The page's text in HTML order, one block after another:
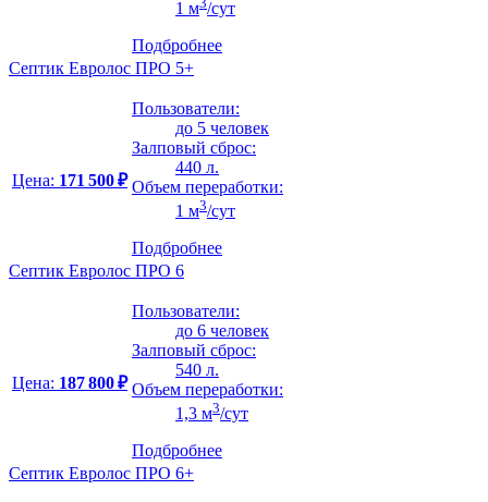
1 м /сут
Подбробнее
Септик Евролос ПРО 5+
Цена: 171 500 ₽
Пользователи:
до 5 человек
Залповый сброс:
440 л.
Объем переработки:
1 м3/сут
Подбробнее
Септик Евролос ПРО 6
Цена: 187 800 ₽
Пользователи:
до 6 человек
Залповый сброс:
540 л.
Объем переработки:
1,3 м3/сут
Подбробнее
Септик Евролос ПРО 6+